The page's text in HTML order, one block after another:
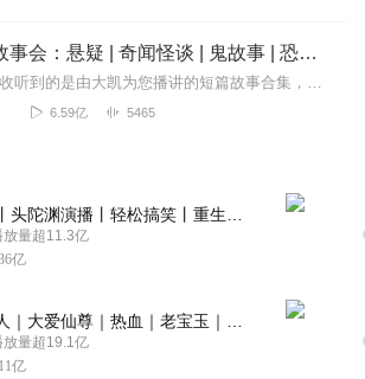
大凯故事会：悬疑 | 奇闻怪谈 | 鬼故事 | 恐怖故事
您即将收听到的是由大凯为您播讲的短篇故事合集，本专辑包涵悬疑、鬼故事、刑侦、探案、人性、奇闻、怪谈；内容丰富，欢迎订阅！私自转载必究！超精彩作品已全新发布！点击...
6.59亿 5465
放量超11.3亿
亿
放量超19.1亿
亿